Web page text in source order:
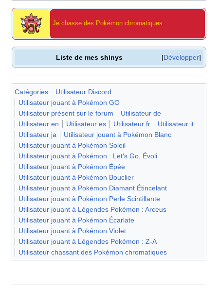
Je chasse des Pokémon chromatiques.
Développer
Liste de mes shinys
Catégories :
Utilisateur Discord
Utilisateur jouant à Pokémon GO
Utilisateur présent sur le forum
Utilisateur de
Utilisateur en
Utilisateur es Utilisateur fr
Utilisateur it
Utilisateur ja
Utilisateur jouant à Pokémon Blanc
Utilisateur jouant à Pokémon Soleil
Utilisateur jouant à Pokémon : Let's Go, Évoli
Utilisateur jouant à Pokémon Épée
Utilisateur jouant à Pokémon Bouclier
Utilisateur jouant à Pokémon Diamant Étincelant
Utilisateur jouant à Pokémon Perle Scintillante
Utilisateur jouant à Légendes Pokémon : Arceus
Utilisateur jouant à Pokémon Écarlate
Utilisateur jouant à Pokémon Violet
Utilisateur jouant à Légendes Pokémon : Z-A
Utilisateur chassant des Pokémon chromatiques